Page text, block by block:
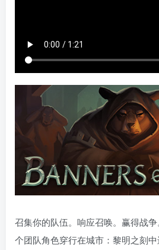
召集你的队伍。响应召唤。赢得战
个团队角色穿行在城市：黎明之刻